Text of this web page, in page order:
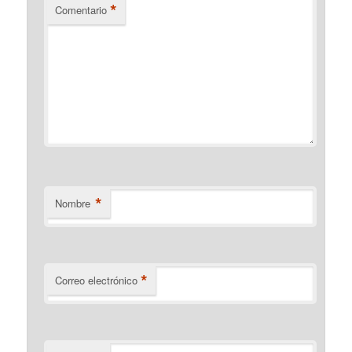
Comentario *
Nombre *
Correo electrónico *